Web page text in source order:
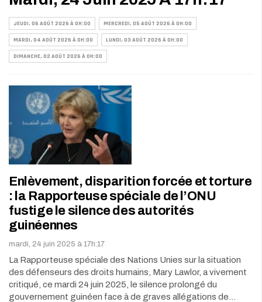
JEUDI, 06 AOÛT 2026 À 0H:00 MERCREDI, 05 AOÛT 2026 À 0H:00
MARDI, 04 AOÛT 2026 À 0H:00 LUNDI, 03 AOÛT 2026 À 0H:00
DIMANCHE, 02 AOÛT 2026 À 0H:00
Enlèvement, disparition forcée et torture
: la Rapporteuse spéciale de l’ONU
fustige le silence des autorités
guinéennes
mardi, 24 juin 2025 à 17h:17
La Rapporteuse spéciale des Nations Unies sur la situation
des défenseurs des droits humains, Mary Lawlor, a vivement
critiqué, ce mardi 24 juin 2025, le silence prolongé du
gouvernement guinéen face à de graves allégations de…